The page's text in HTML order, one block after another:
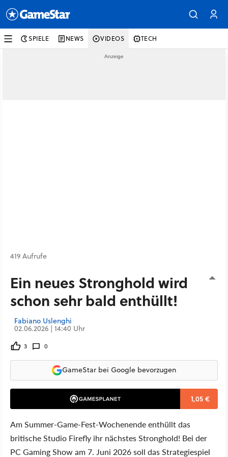
SPIELE NEWS VIDEOS TECH
419 Aufrufe
Ein neues Stronghold wird
schon sehr bald enthüllt!
Fabiano Uslenghi
02.06.2026 | 14:40 Uhr
3 0
GameStar bei Google bevorzugen
1,05 €
Am Summer-Game-Fest-Wochenende enthüllt das
britische Studio Firefly ihr nächstes Stronghold! Bei der
PC Gaming Show am 7. Juni 2026 soll das Strategiespiel